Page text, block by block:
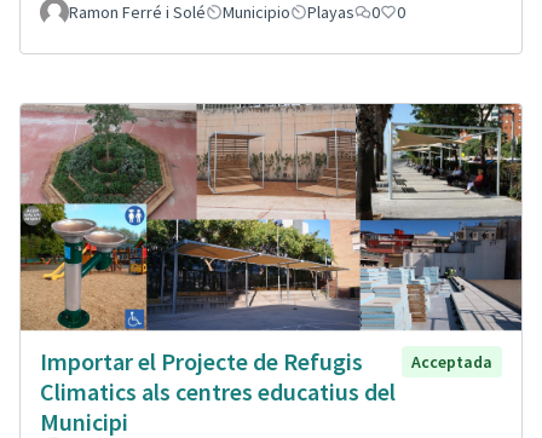
Ramon Ferré i Solé Municipio Playas 0 0
Importar el Projecte de Refugis
Climatics als centres educatius del
Municipi
Acceptada